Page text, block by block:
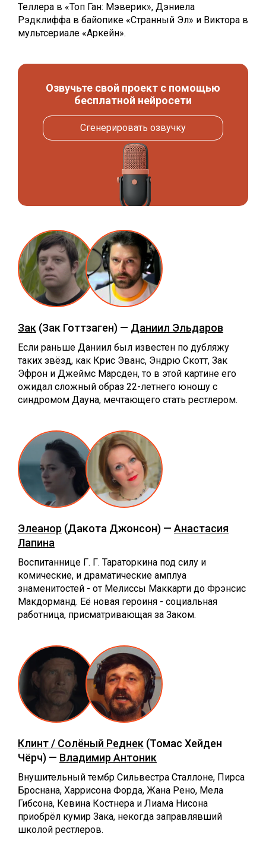
Теллера в «Топ Ган: Мэверик», Дэниела
Рэдклиффа в байопике «Странный Эл» и Виктора в
мультсериале «Аркейн».
Озвучьте свой проект с помощью
бесплатной нейросети
Сгенерировать озвучку
Зак (Зак Готтзаген) — Даниил Эльдаров
Если раньше Даниил был известен по дубляжу
таких звёзд, как Крис Эванс, Эндрю Скотт, Зак
Эфрон и Джеймс Марсден, то в этой картине его
ожидал сложный образ 22-летнего юношу с
синдромом Дауна, мечтающего стать рестлером.
Элеанор (Дакота Джонсон) — Анастасия
Лапина
Воспитаннице Г. Г. Тараторкина под силу и
комические, и драматические амплуа
знаменитостей - от Мелиссы Маккарти до Фрэнсис
Макдорманд. Её новая героиня - социальная
работница, присматривающая за Заком.
Клинт / Солёный Реднек (Томас Хейден
Чёрч) — Владимир Антоник
Внушительный тембр Сильвестра Сталлоне, Пирса
Броснана, Харрисона Форда, Жана Рено, Мела
Гибсона, Кевина Костнера и Лиама Нисона
приобрёл кумир Зака, некогда заправлявший
школой рестлеров.